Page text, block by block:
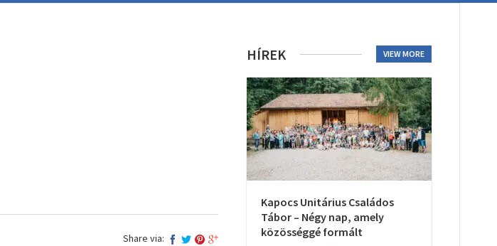
Share via:
HÍREK VIEW MORE
Kapocs Unitárius Családos
Tábor – Négy nap, amely
közösséggé formált